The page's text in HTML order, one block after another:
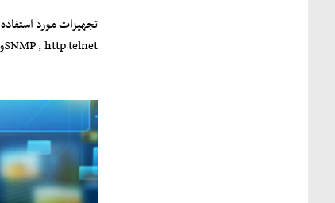
SNMP , http telnetو .... جهت ارسال و دریافت اطلاعات استفاده می نمایند.